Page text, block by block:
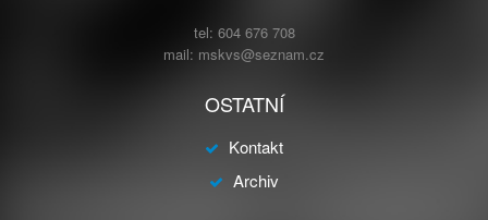
tel: 604 676 708
mail: mskvs@seznam.cz
OSTATNÍ
Kontakt
Archiv